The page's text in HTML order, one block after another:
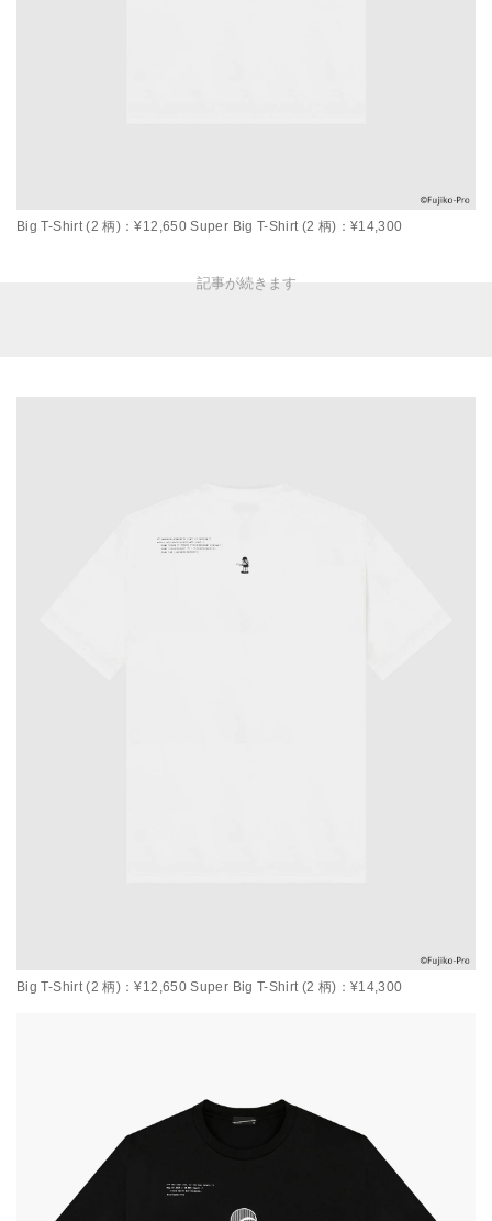
Big T-Shirt (2 柄)：¥12,650 Super Big T-Shirt (2 柄)：¥14,300
Big T-Shirt (2 柄)：¥12,650 Super Big T-Shirt (2 柄)：¥14,300